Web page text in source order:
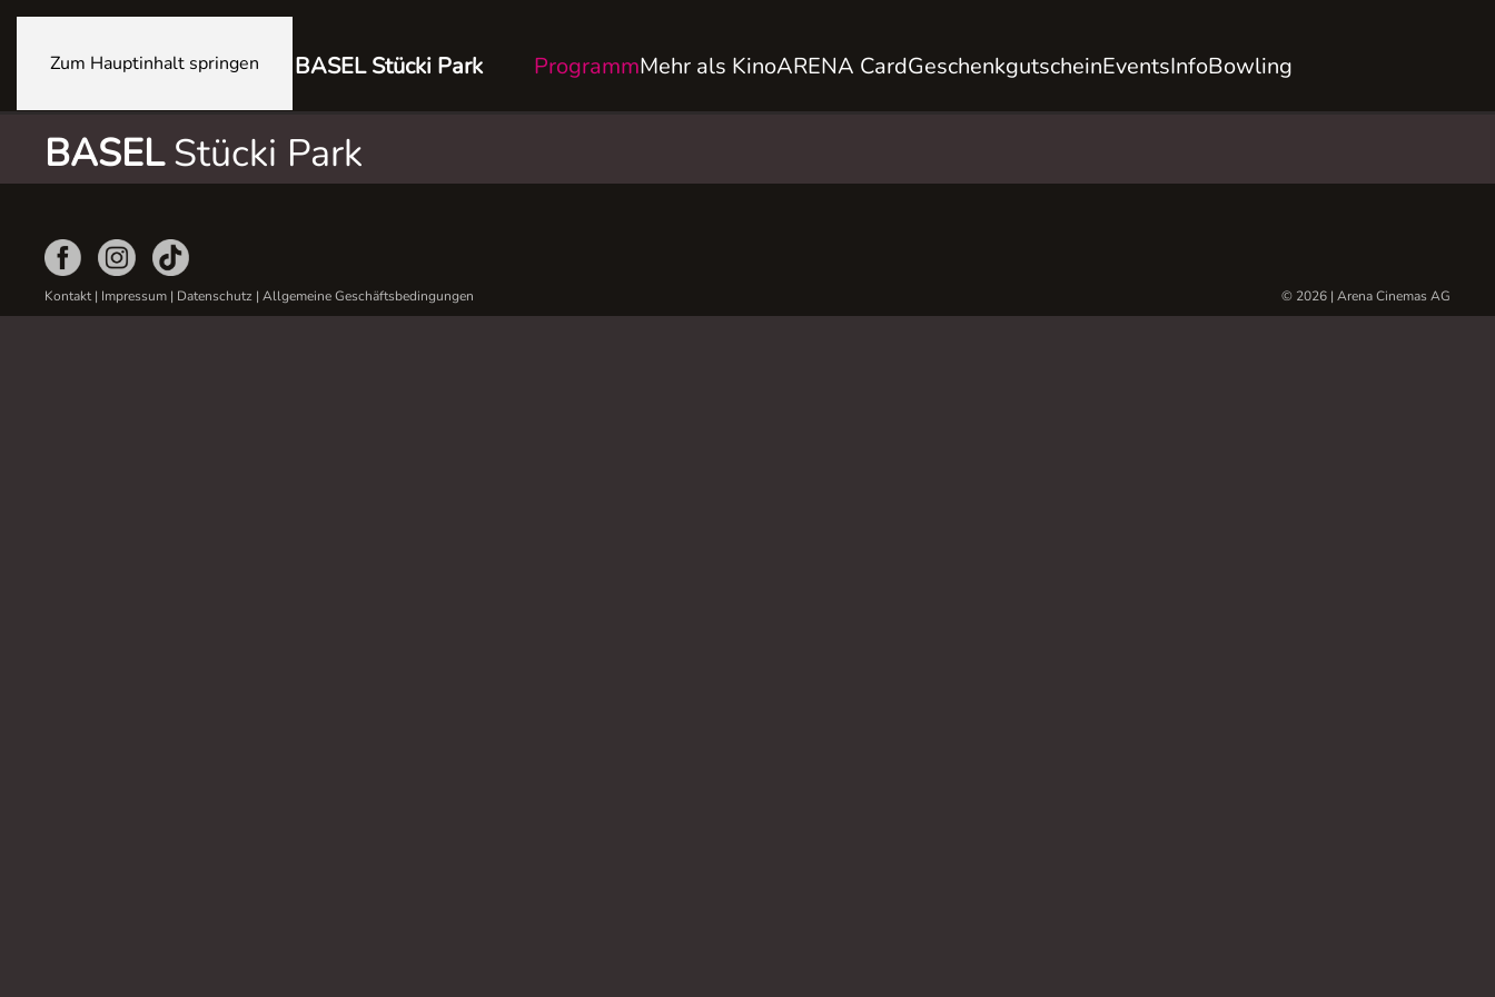
Zum Hauptinhalt springen BASEL Stücki Park ProgrammMehr als KinoARENA CardGeschenkgutscheinEventsInfoBowling
BASELStücki Park
Kontakt| Impressum | Datenschutz | Allgemeine Geschäftsbedingungen © 2026 | Arena Cinemas AG